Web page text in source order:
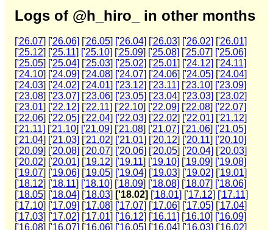
Logs of @h_hiro_ in other months
['26.07] ['26.06] ['26.05] ['26.04] ['26.03] ['26.02] ['26.01]
['25.12] ['25.11] ['25.10] ['25.09] ['25.08] ['25.07] ['25.06]
['25.05] ['25.04] ['25.03] ['25.02] ['25.01] ['24.12] ['24.11]
['24.10] ['24.09] ['24.08] ['24.07] ['24.06] ['24.05] ['24.04]
['24.03] ['24.02] ['24.01] ['23.12] ['23.11] ['23.10] ['23.09]
['23.08] ['23.07] ['23.06] ['23.05] ['23.04] ['23.03] ['23.02]
['23.01] ['22.12] ['22.11] ['22.10] ['22.09] ['22.08] ['22.07]
['22.06] ['22.05] ['22.04] ['22.03] ['22.02] ['22.01] ['21.12]
['21.11] ['21.10] ['21.09] ['21.08] ['21.07] ['21.06] ['21.05]
['21.04] ['21.03] ['21.02] ['21.01] ['20.12] ['20.11] ['20.10]
['20.09] ['20.08] ['20.07] ['20.06] ['20.05] ['20.04] ['20.03]
['20.02] ['20.01] ['19.12] ['19.11] ['19.10] ['19.09] ['19.08]
['19.07] ['19.06] ['19.05] ['19.04] ['19.03] ['19.02] ['19.01]
['18.12] ['18.11] ['18.10] ['18.09] ['18.08] ['18.07] ['18.06]
['18.05] ['18.04] ['18.03] ['18.02] ['18.01] ['17.12] ['17.11]
['17.10] ['17.09] ['17.08] ['17.07] ['17.06] ['17.05] ['17.04]
['17.03] ['17.02] ['17.01] ['16.12] ['16.11] ['16.10] ['16.09]
['16.08] ['16.07] ['16.06] ['16.05] ['16.04] ['16.03] ['16.02]